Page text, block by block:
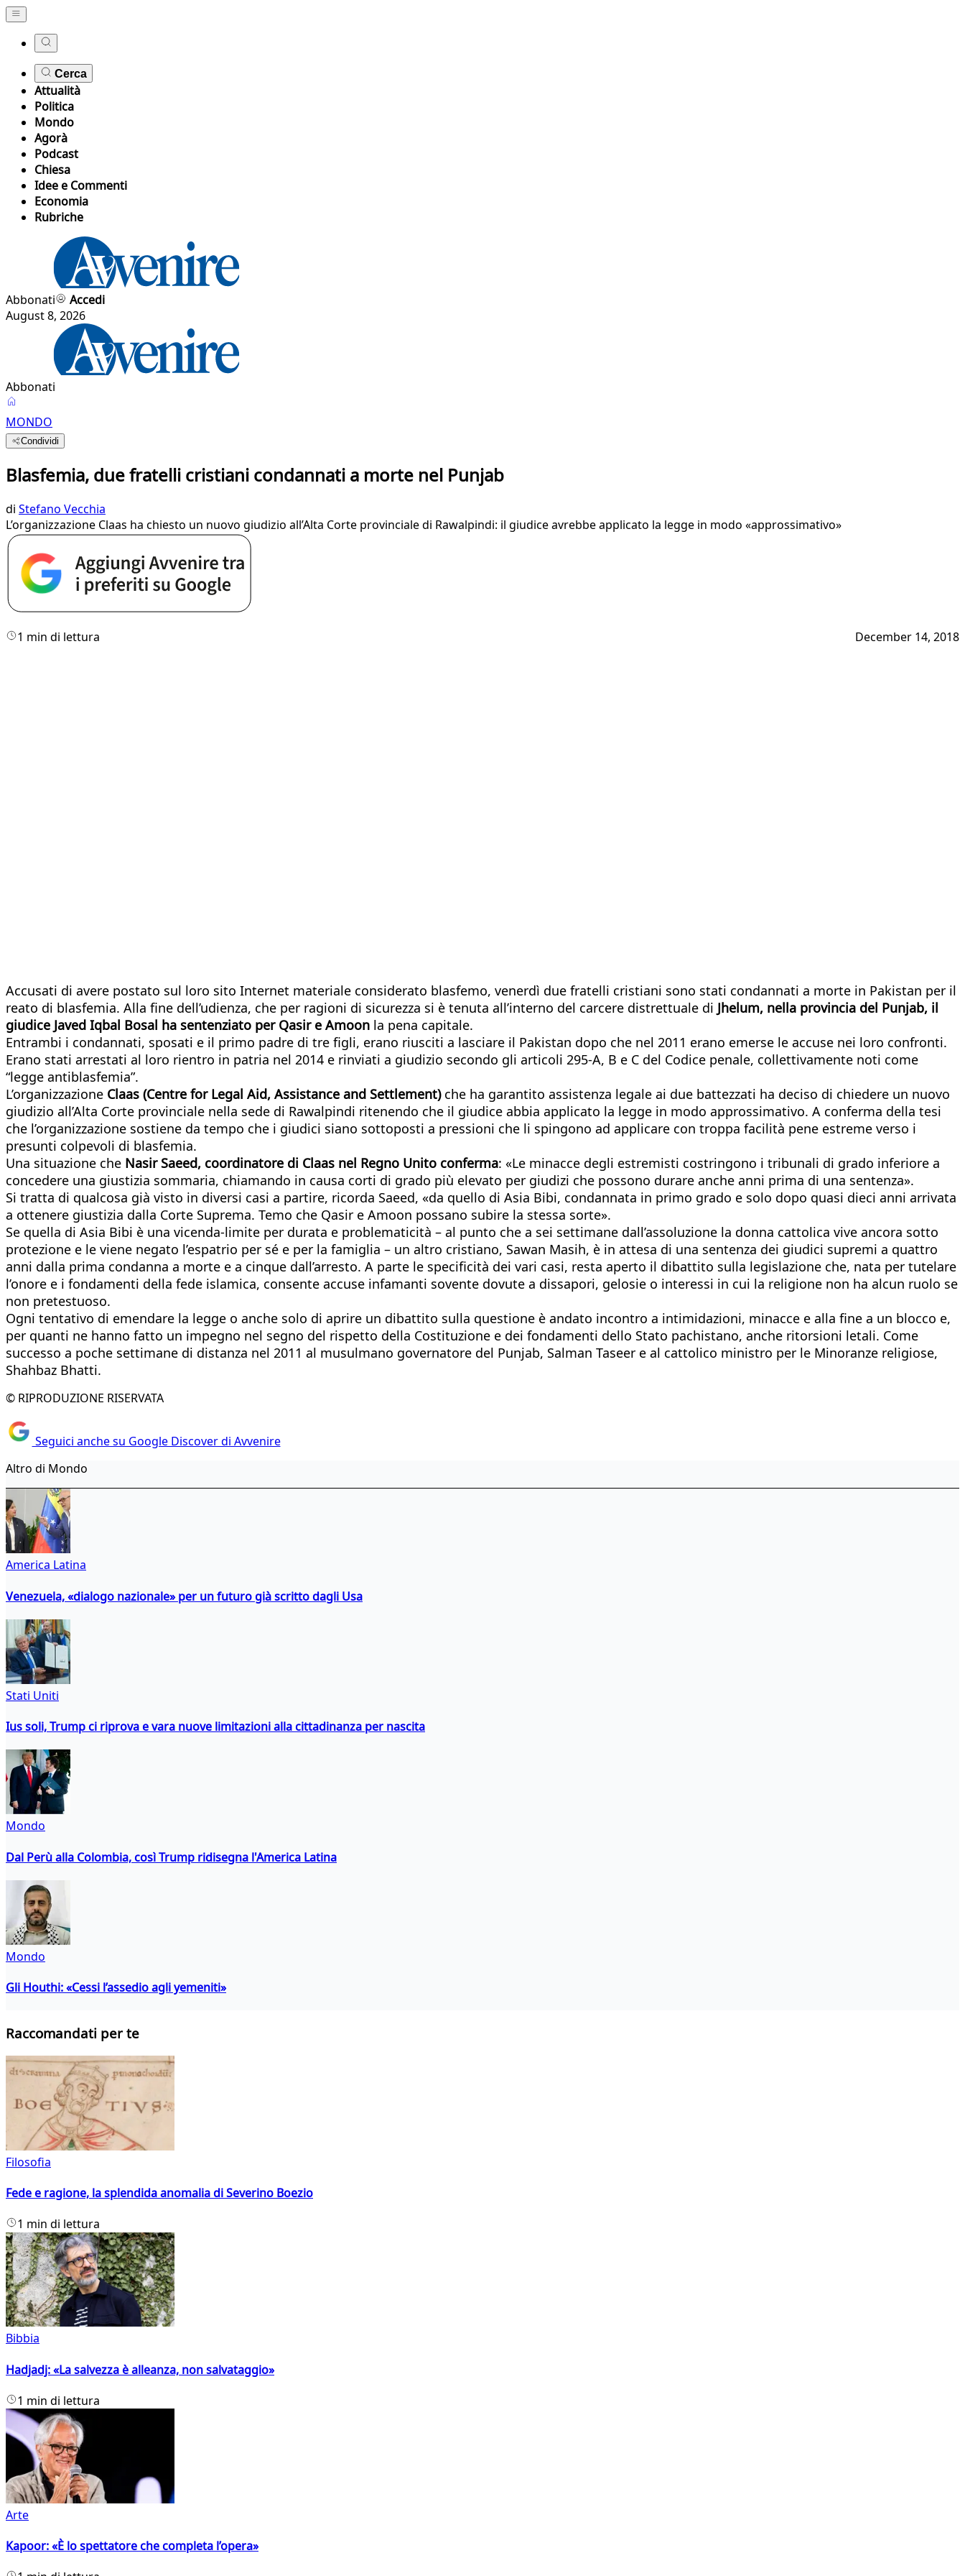
Cerca
Attualità
Politica
Mondo
Agorà
Podcast
Chiesa
Idee e Commenti
Economia
Rubriche
Abbonati
Accedi
August 8, 2026
Abbonati
MONDO
Condividi
Blasfemia, due fratelli cristiani condannati a morte nel Punjab
di Stefano Vecchia
L’organizzazione Claas ha chiesto un nuovo giudizio all’Alta Corte provinciale di Rawalpindi: il giudice avrebbe applicato la legge in modo «approssimativo»
1 min di lettura December 14, 2018
Accusati di avere postato sul loro sito Internet materiale considerato blasfemo, venerdì due fratelli cristiani sono stati condannati a morte in Pakistan per il
reato di blasfemia. Alla fine dell’udienza, che per ragioni di sicurezza si è tenuta all’interno del carcere distrettuale di Jhelum, nella provincia del Punjab, il
giudice Javed Iqbal Bosal ha sentenziato per Qasir e Amoon la pena capitale.
Entrambi i condannati, sposati e il primo padre di tre figli, erano riusciti a lasciare il Pakistan dopo che nel 2011 erano emerse le accuse nei loro confronti.
Erano stati arrestati al loro rientro in patria nel 2014 e rinviati a giudizio secondo gli articoli 295-A, B e C del Codice penale, collettivamente noti come
“legge antiblasfemia”.
L’organizzazione Claas (Centre for Legal Aid, Assistance and Settlement)che ha garantito assistenza legale ai due battezzati ha deciso di chiedere un nuovo
giudizio all’Alta Corte provinciale nella sede di Rawalpindi ritenendo che il giudice abbia applicato la legge in modo approssimativo. A conferma della tesi
che l’organizzazione sostiene da tempo che i giudici siano sottoposti a pressioni che li spingono ad applicare con troppa facilità pene estreme verso i
presunti colpevoli di blasfemia.
Una situazione che Nasir Saeed, coordinatore di Claas nel Regno Unito conferma: «Le minacce degli estremisti costringono i tribunali di grado inferiore a
concedere una giustizia sommaria, chiamando in causa corti di grado più elevato per giudizi che possono durare anche anni prima di una sentenza».
Si tratta di qualcosa già visto in diversi casi a partire, ricorda Saeed, «da quello di Asia Bibi, condannata in primo grado e solo dopo quasi dieci anni arrivata
a ottenere giustizia dalla Corte Suprema. Temo che Qasir e Amoon possano subire la stessa sorte».
Se quella di Asia Bibi è una vicenda-limite per durata e problematicità – al punto che a sei settimane dall’assoluzione la donna cattolica vive ancora sotto
protezione e le viene negato l’espatrio per sé e per la famiglia – un altro cristiano, Sawan Masih, è in attesa di una sentenza dei giudici supremi a quattro
anni dalla prima condanna a morte e a cinque dall’arresto. A parte le specificità dei vari casi, resta aperto il dibattito sulla legislazione che, nata per tutelare
l’onore e i fondamenti della fede islamica, consente accuse infamanti sovente dovute a dissapori, gelosie o interessi in cui la religione non ha alcun ruolo se
non pretestuoso.
Ogni tentativo di emendare la legge o anche solo di aprire un dibattito sulla questione è andato incontro a intimidazioni, minacce e alla fine a un blocco e,
per quanti ne hanno fatto un impegno nel segno del rispetto della Costituzione e dei fondamenti dello Stato pachistano, anche ritorsioni letali. Come
successo a poche settimane di distanza nel 2011 al musulmano governatore del Punjab, Salman Taseer e al cattolico ministro per le Minoranze religiose,
Shahbaz Bhatti.
© RIPRODUZIONE RISERVATA
Seguici anche su Google Discover di Avvenire
Altro di Mondo
America Latina
Venezuela, «dialogo nazionale» per un futuro già scritto dagli Usa
Stati Uniti
Ius soli, Trump ci riprova e vara nuove limitazioni alla cittadinanza per nascita
Mondo
Dal Perù alla Colombia, così Trump ridisegna l'America Latina
Mondo
Gli Houthi: «Cessi l’assedio agli yemeniti»
Raccomandati per te
Filosofia
Fede e ragione, la splendida anomalia di Severino Boezio
1 min di lettura
Bibbia
Hadjadj: «La salvezza è alleanza, non salvataggio»
1 min di lettura
Arte
Kapoor: «È lo spettatore che completa l’opera»